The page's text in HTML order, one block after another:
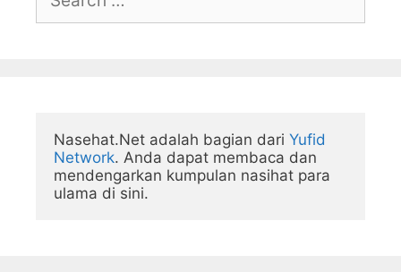
Nasehat.Net adalah bagian dari Yufid
Network. Anda dapat membaca dan
mendengarkan kumpulan nasihat para
ulama di sini.